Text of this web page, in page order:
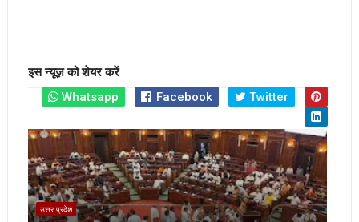
इस न्यूज़ को शेयर करें
Whatsapp
Facebook Twitter
उत्तर प्रदेश